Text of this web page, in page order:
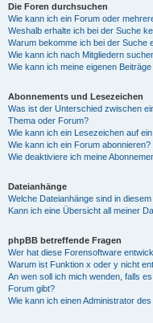
Die Foren durchsuchen
Wie kann ich ein Forum oder
Weshalb erhalte ich bei der Suche
Warum bekomme ich bei der Suche
Wie kann ich nach Mitgliedern
Wie kann ich meine eigenen
Abonnements und Lesezeichen
Was ist der Unterschied zwischen
Thema oder Forum?
Wie kann ich ein Lesezeichen auf
Wie kann ich ein Forum abonnieren?
Wie deaktiviere ich meine
Dateianhänge
Welche Dateianhänge sind in
Kann ich eine Übersicht all meiner
phpBB betreffende Fragen
Wer hat diese Forensoftware
Warum ist Funktion x oder y nicht
An wen soll ich mich wenden, falls
Forum gibt?
Wie kann ich einen Administrator